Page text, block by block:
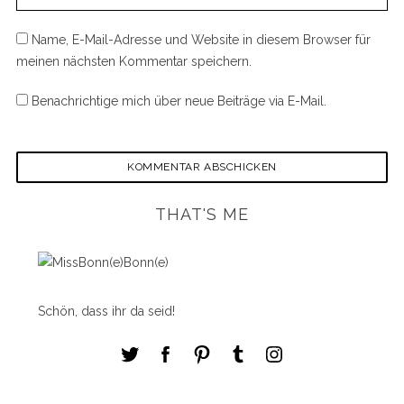
Name, E-Mail-Adresse und Website in diesem Browser für
meinen nächsten Kommentar speichern.
Benachrichtige mich über neue Beiträge via E-Mail.
THAT'S ME
Schön, dass ihr da seid!